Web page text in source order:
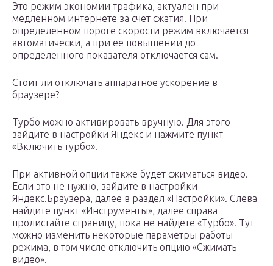
Это режим экономии трафика, актуален при
медленном интернете за счет сжатия. При
определенном пороге скорости режим включается
автоматически, а при ее повышении до
определенного показателя отключается сам.
Стоит ли отключать аппаратное ускорение в
браузере?
Турбо можно активировать вручную. Для этого
зайдите в настройки Яндекс и нажмите пункт
«Включить турбо».
При активной опции также будет сжиматься видео.
Если это не нужно, зайдите в настройки
Яндекс.Браузера, далее в раздел «Настройки». Слева
найдите пункт «Инструменты», далее справа
пролистайте страницу, пока не найдете «Турбо». Тут
можно изменить некоторые параметры работы
режима, в том числе отключить опцию «Сжимать
видео».